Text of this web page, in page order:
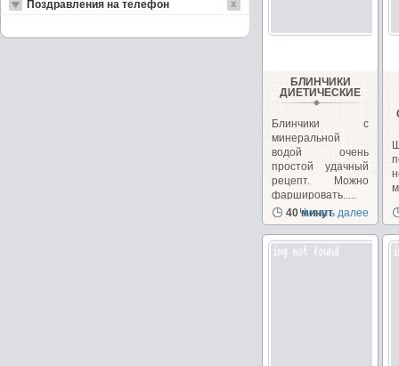
БЛИНЧИКИ
ДИЕТИЧЕСКИЕ
Блинчики с
минеральной
водой очень
простой удачный
рецепт. Можно
фаршировать.....
40 минут
Читать далее
Поздравления на телефон